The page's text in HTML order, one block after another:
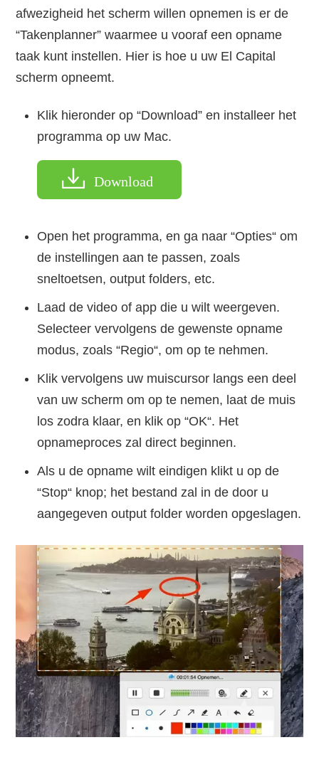
afwezigheid het scherm willen opnemen is er de
“Takenplanner” waarmee u vooraf een opname
taak kunt instellen. Hier is hoe u uw El Capital
scherm opneemt.
Klik hieronder op “Download” en installeer het
programma op uw Mac.
Download
Open het programma, en ga naar “Opties“ om
de instellingen aan te passen, zoals
sneltoetsen, output folders, etc.
Laad de video of app die u wilt weergeven.
Selecteer vervolgens de gewenste opname
modus, zoals “Regio“, om op te nehmen.
Klik vervolgens uw muiscursor langs een deel
van uw scherm om op te nemen, laat de muis
los zodra klaar, en klik op “OK“. Het
opnameproces zal direct beginnen.
Als u de opname wilt eindigen klikt u op de
“Stop“ knop; het bestand zal in de door u
aangegeven output folder worden opgeslagen.